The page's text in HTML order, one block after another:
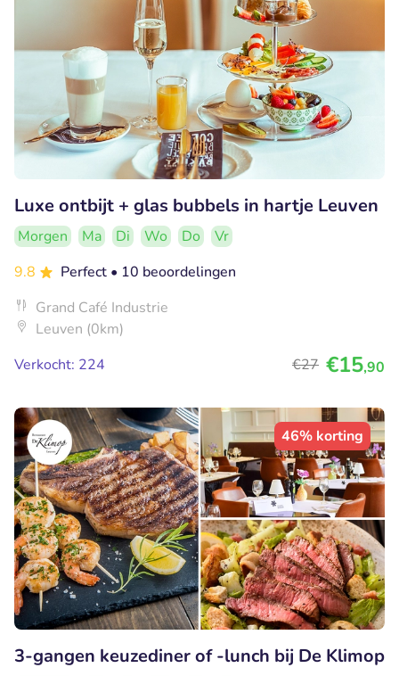
Luxe ontbijt + glas bubbels in hartje Leuven
Morgen Ma Di Wo Do
Vr
9.8
Perfect • 10 beoordelingen
Grand Café Industrie
Leuven (0km)
Verkocht: 224
€27 €15,90
46% korting
3-gangen keuzediner of -lunch bij De Klimop